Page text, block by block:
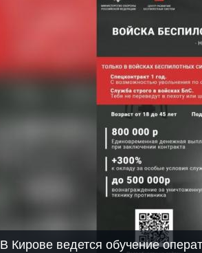
В Кирове ведется обучение